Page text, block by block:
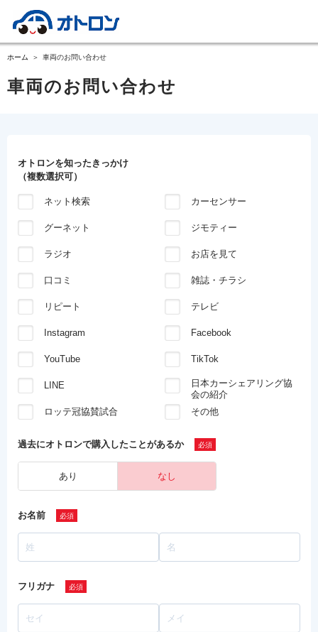
ホーム 車両のお問い合わせ
車両のお問い合わせ
オトロンを知ったきっかけ
（複数選択可）
ネット検索 カーセンサー
グーネット ジモティー
ラジオ お店を見て
口コミ 雑誌・チラシ
リピート テレビ
Instagram Facebook
YouTube TikTok
LINE
日本カーシェアリング協
会の紹介
ロッテ冠協賛試合
その他
過去にオトロンで購入したことがあるか
あり なし
お名前
フリガナ